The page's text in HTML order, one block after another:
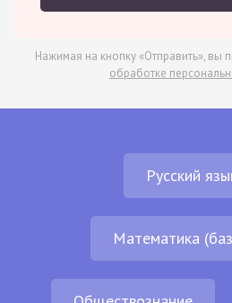
Нажимая на кнопку «Отправить», вы
обработке
Русский
Математика